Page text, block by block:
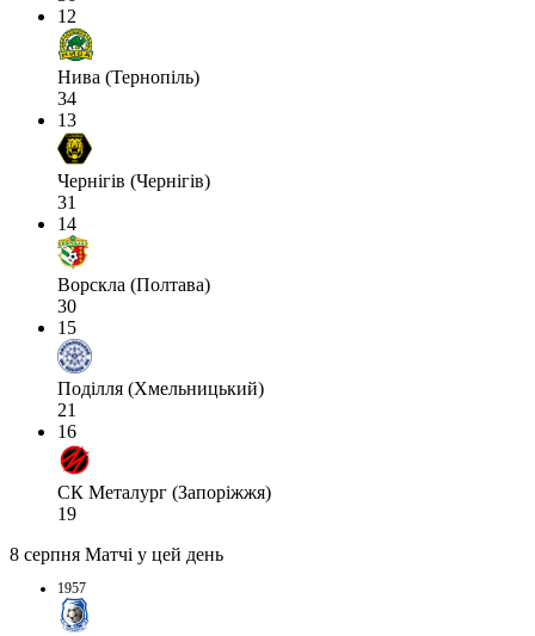
12
Нива (Тернопіль)
34
13
Чернігів (Чернігів)
31
14
Ворскла (Полтава)
30
15
Поділля (Хмельницький)
21
16
СК Металург (Запоріжжя)
19
8 серпня Матчі у цей день
1957